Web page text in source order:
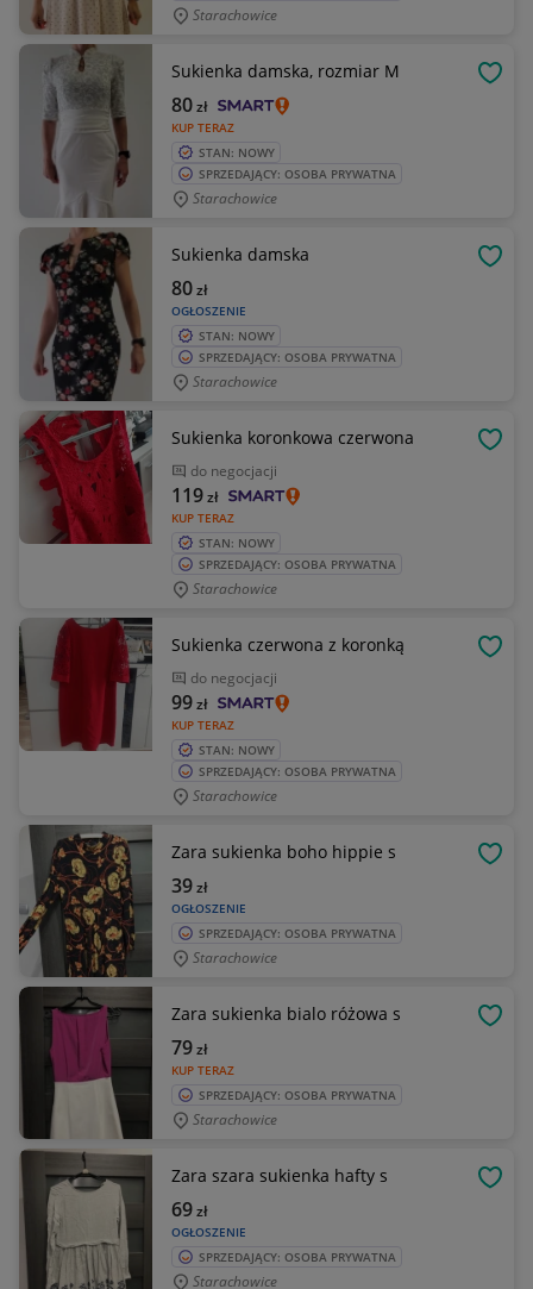
Starachowice
Sukienka damska, rozmiar M
KUP TERAZ
80zł
STAN: NOWY
SPRZEDAJĄCY: OSOBA PRYWATNA
Starachowice
Sukienka damska
OGŁOSZENIE
80zł
STAN: NOWY
SPRZEDAJĄCY: OSOBA PRYWATNA
Starachowice
Sukienka koronkowa czerwona
do negocjacji
KUP TERAZ
119zł
STAN: NOWY
SPRZEDAJĄCY: OSOBA PRYWATNA
Starachowice
Sukienka czerwona z koronką
do negocjacji
KUP TERAZ
99zł
STAN: NOWY
SPRZEDAJĄCY: OSOBA PRYWATNA
Starachowice
Zara sukienka boho hippie s
OGŁOSZENIE
39zł
SPRZEDAJĄCY: OSOBA PRYWATNA
Starachowice
Zara sukienka bialo różowa s
KUP TERAZ
79zł
SPRZEDAJĄCY: OSOBA PRYWATNA
Starachowice
Zara szara sukienka hafty s
OGŁOSZENIE
69zł
SPRZEDAJĄCY: OSOBA PRYWATNA
Starachowice